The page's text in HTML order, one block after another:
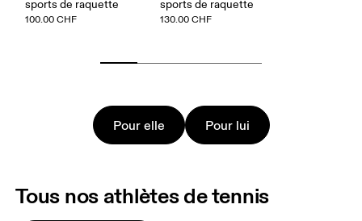
sports de raquette
100.00 CHF
sports de raquette
130.00 CHF
Pour elle Pour lui
Tous nos athlètes de tennis